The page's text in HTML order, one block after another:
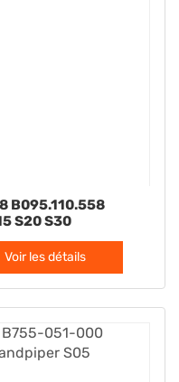
B095.110.558
S20 S30
Voir les détails